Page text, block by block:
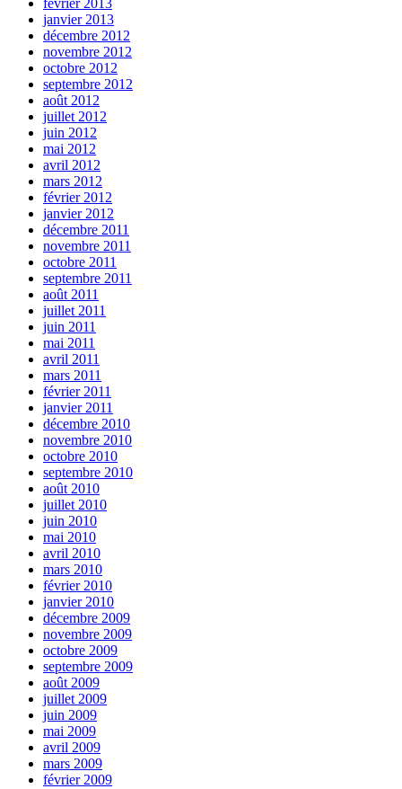
février 2013
janvier 2013
décembre 2012
novembre 2012
octobre 2012
septembre 2012
août 2012
juillet 2012
juin 2012
mai 2012
avril 2012
mars 2012
février 2012
janvier 2012
décembre 2011
novembre 2011
octobre 2011
septembre 2011
août 2011
juillet 2011
juin 2011
mai 2011
avril 2011
mars 2011
février 2011
janvier 2011
décembre 2010
novembre 2010
octobre 2010
septembre 2010
août 2010
juillet 2010
juin 2010
mai 2010
avril 2010
mars 2010
février 2010
janvier 2010
décembre 2009
novembre 2009
octobre 2009
septembre 2009
août 2009
juillet 2009
juin 2009
mai 2009
avril 2009
mars 2009
février 2009